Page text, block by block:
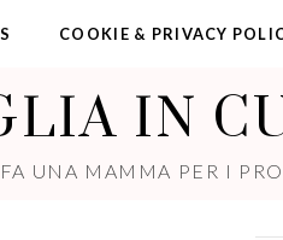
COOKIE & PRIVACY
IN
UNA MAMMA PER I